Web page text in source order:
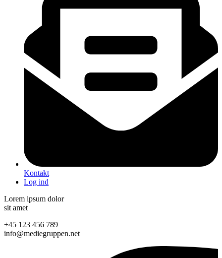
Kontakt
Log ind
Lorem ipsum dolor
sit amet
+45 123 456 789
info@mediegruppen.net